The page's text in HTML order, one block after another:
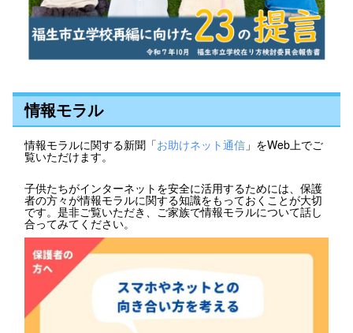
情報モラル
情報モラルに関する新聞「お助けネット通信 」をWeb上でご
覧いただけます。
子供たちがインターネットを安全に活用するためには、保護
者の方々が情報モラルに関する知識をもっておくことが大切
です。是非ご覧いただき、ご家族で情報モラルについて話し
合ってみてください。